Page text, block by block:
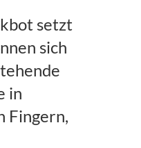
setzt
sich
in
Fingern,